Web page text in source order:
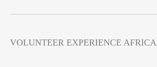
VOLUNTEER EXPERIENCE AFRICA